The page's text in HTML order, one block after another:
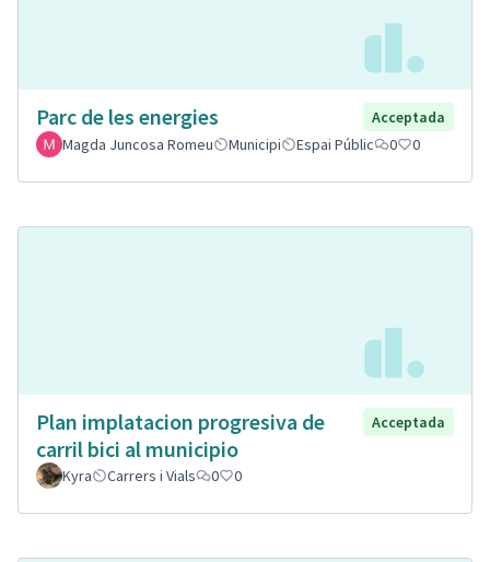
Parc de les energies
Acceptada
Magda Juncosa Romeu
Municipi Espai Públic 0 0
Plan implatacion progresiva de
carril bici al municipio
Acceptada
Kyra Carrers i Vials 0 0